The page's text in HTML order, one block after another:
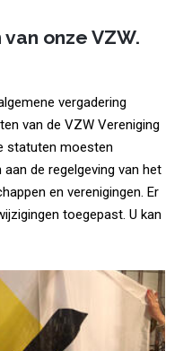
onze VZW.
vergadering
van de VZW Vereniging
statuten moesten
de regelgeving van het
en verenigingen. Er
toegepast. U kan